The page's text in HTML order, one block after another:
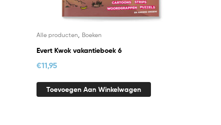
Alle producten Boeken
Evert Kwok vakantieboek 6
€11,95
Toevoegen Aan Winkelwagen